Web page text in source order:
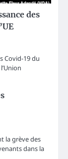
des
Covid-19 du
la grève des
dans la